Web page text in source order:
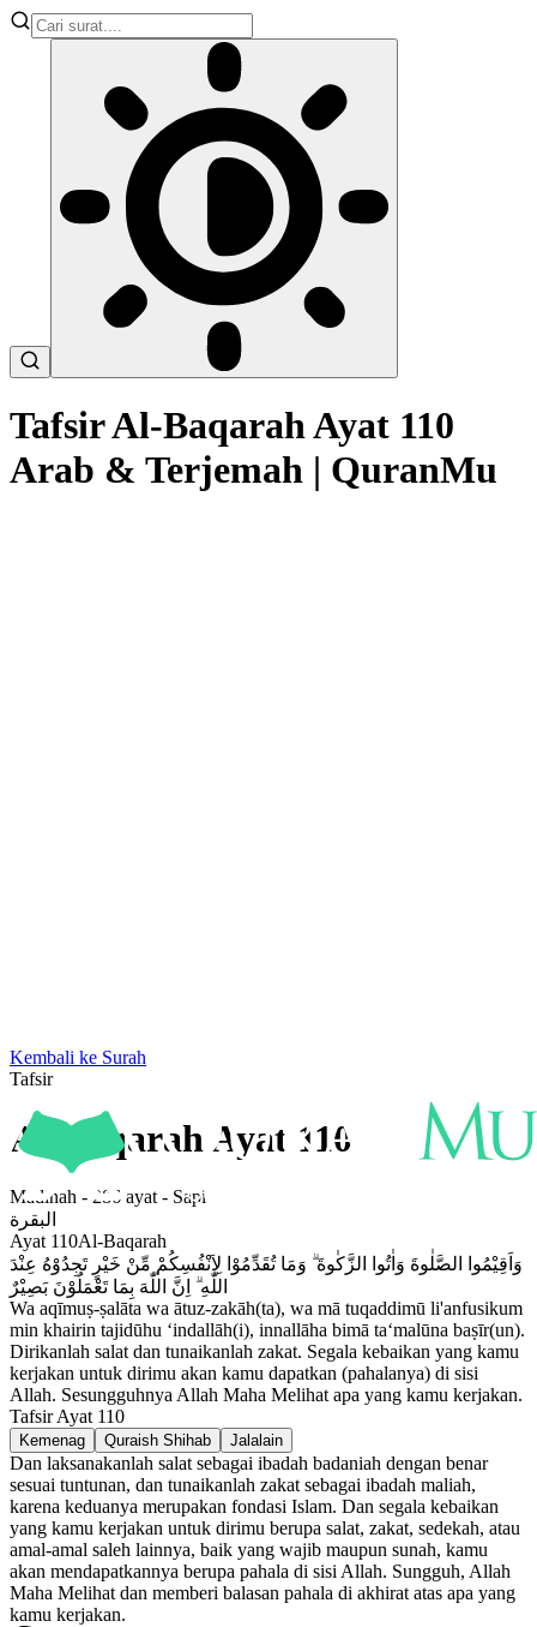
Tafsir Al-Baqarah Ayat 110
Arab & Terjemah | QuranMu
Kembali ke Surah
Tafsir
Al-Baqarah Ayat 110
Madinah - 286 ayat - Sapi
البقرة
Ayat 110Al-Baqarah
وَاَقِيْمُوا الصَّلٰوةَ وَاٰتُوا الزَّكٰوةَ ۗ وَمَا تُقَدِّمُوْا لِاَنْفُسِكُمْ مِّنْ خَيْرٍ تَجِدُوْهُ عِنْدَ
اللّٰهِ ۗ اِنَّ اللّٰهَ بِمَا تَعْمَلُوْنَ بَصِيْرٌ
Wa aqīmuṣ-ṣalāta wa ātuz-zakāh(ta), wa mā tuqaddimū li'anfusikum
min khairin tajidūhu ‘indallāh(i), innallāha bimā ta‘malūna baṣīr(un).
Dirikanlah salat dan tunaikanlah zakat. Segala kebaikan yang kamu
kerjakan untuk dirimu akan kamu dapatkan (pahalanya) di sisi
Allah. Sesungguhnya Allah Maha Melihat apa yang kamu kerjakan.
Tafsir Ayat 110
Kemenag Quraish Shihab Jalalain
Dan laksanakanlah salat sebagai ibadah badaniah dengan benar
sesuai tuntunan, dan tunaikanlah zakat sebagai ibadah maliah,
karena keduanya merupakan fondasi Islam. Dan segala kebaikan
yang kamu kerjakan untuk dirimu berupa salat, zakat, sedekah, atau
amal-amal saleh lainnya, baik yang wajib maupun sunah, kamu
akan mendapatkannya berupa pahala di sisi Allah. Sungguh, Allah
Maha Melihat dan memberi balasan pahala di akhirat atas apa yang
kamu kerjakan.